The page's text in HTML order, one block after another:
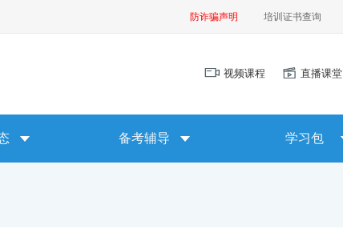
防诈骗声明 培训证书查询
视频课程 直播课堂
备考辅导 学习包